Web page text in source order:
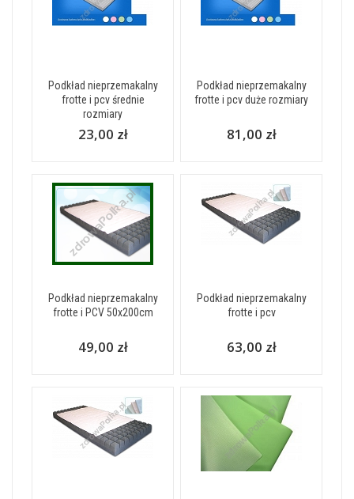
Podkład nieprzemakalny
frotte i pcv średnie
rozmiary
23,00 zł
Podkład nieprzemakalny
frotte i pcv duże rozmiary
81,00 zł
Podkład nieprzemakalny
frotte i PCV 50x200cm
49,00 zł
Podkład nieprzemakalny
frotte i pcv
63,00 zł